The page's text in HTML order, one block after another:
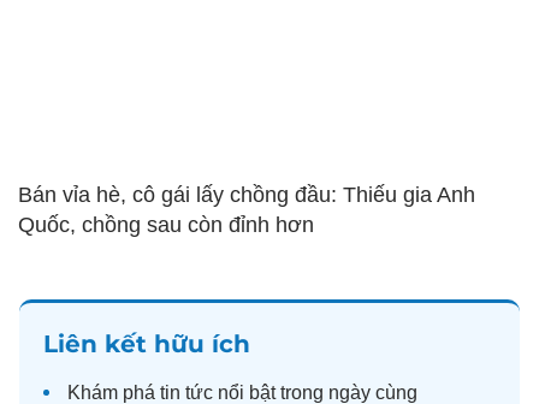
Bán vỉa hè, cô gái lấy chồng đầu: Thiếu gia Anh
Quốc, chồng sau còn đỉnh hơn
Liên kết hữu ích
Khám phá tin tức nổi bật trong ngày cùng